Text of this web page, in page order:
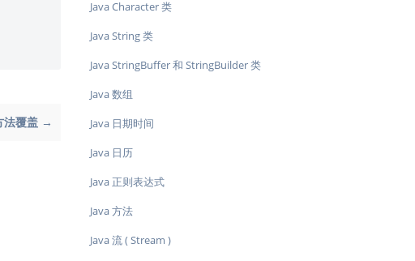
法覆盖 →
Java Character 类
Java String 类
Java StringBuffer 和 StringBuilder 类
Java 数组
Java 日期时间
Java 日历
Java 正则表达式
Java 方法
Java 流 ( Stream )